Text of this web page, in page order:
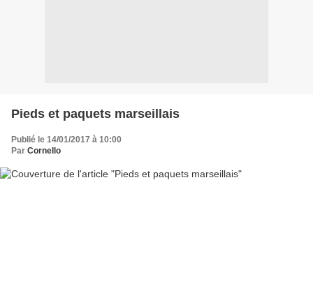
Pieds et paquets marseillais
Publié le 14/01/2017 à 10:00
Par Cornello